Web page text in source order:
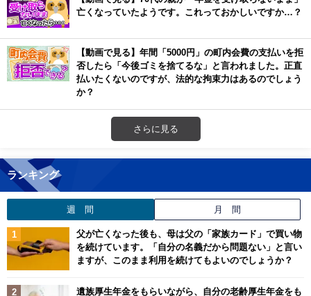
亡くなっていたようです。これっておかしいですか…？
【動画で見る】年間「5000円」の町内会費の支払いを拒
否したら「今後ゴミを捨てるな」と言われました。正直
払いたくないのですが、法的な拘束力はあるのでしょう
か？
さらに見る
ランキング
週 間 月 間
父が亡くなった後も、母は父の「家族カード」で買い物
を続けています。「自分の名義だから問題ない」と言い
ますが、このまま利用を続けてもよいのでしょうか？
遺族厚生年金をもらいながら、自分の老齢厚生年金をも